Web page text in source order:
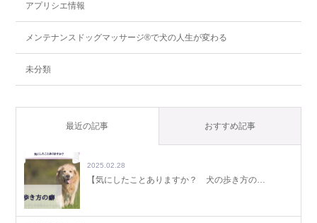
アプリシエ情報
メンテナンスドッグマッサージ®で犬の人生が変わる
未分類
最近の記事 おすすめ記事
2025.02.28
【気にしたことありますか？ 犬の歩き方の…